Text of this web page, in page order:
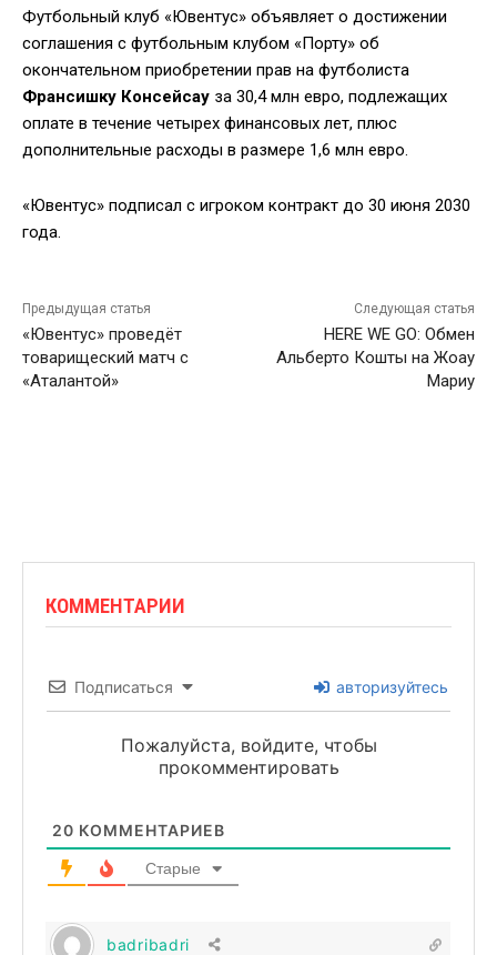
Футбольный клуб «Ювентус» объявляет о достижении
соглашения с футбольным клубом «Порту» об
окончательном приобретении прав на футболиста
Франсишку Консейсау за 30,4 млн евро, подлежащих
оплате в течение четырех финансовых лет, плюс
дополнительные расходы в размере 1,6 млн евро.
«Ювентус» подписал с игроком контракт до 30 июня 2030
года.
Предыдущая статья
«Ювентус» проведёт
товарищеский матч с
«Аталантой»
Следующая статья
HERE WE GO: Обмен
Альберто Кошты на Жоау
Мариу
КОММЕНТАРИИ
Подписаться авторизуйтесь
Пожалуйста, войдите, чтобы
прокомментировать
20 КОММЕНТАРИЕВ
Старые
badribadri